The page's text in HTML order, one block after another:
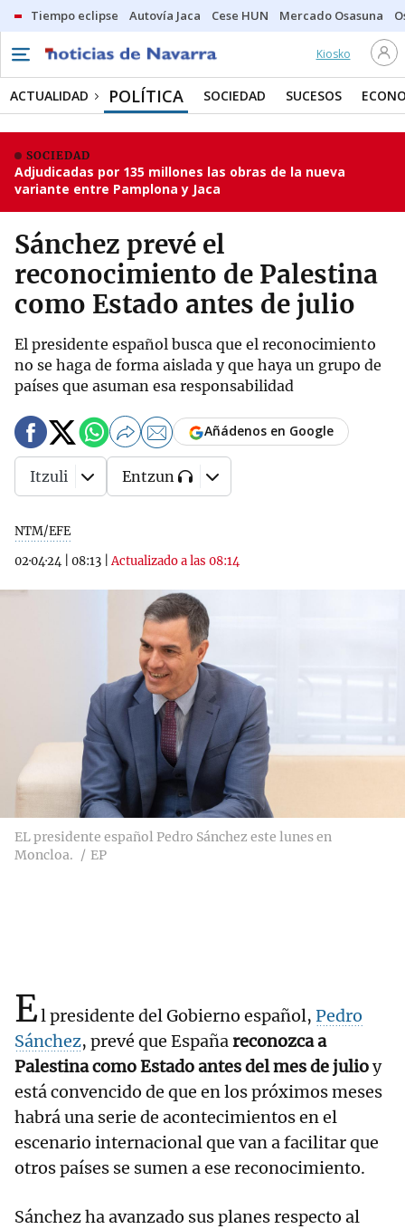
Tiempo eclipse Autovía Jaca Cese HUN Mercado Osasuna
Kiosko
ACTUALIDAD POLÍTICA SOCIEDAD SUCESOS
SOCIEDAD
Adjudicadas por 135 millones las obras de la nueva
variante entre Pamplona y Jaca
Sánchez prevé el
reconocimiento de Palestina
como Estado antes de julio
El presidente español busca que el reconocimiento
no se haga de forma aislada y que haya un grupo de
países que asuman esa responsabilidad
NTM/EFE
02·04·24
08:13 |Actualizado a las 08:14
Añádenos en Google
Itzuli Entzun
EL presidente español Pedro Sánchez este lunes en
Moncloa.
EP
El presidente del Gobierno español, Pedro
Sánchez, prevé que Españareconozca a
Palestina como Estado antes del mes de julioy
está convencido de que en los próximos meses
habrá una serie de acontecimientos en el
escenario internacional que van a facilitar que
otros países se sumen a ese reconocimiento.
Sánchez ha avanzado sus planes respecto al